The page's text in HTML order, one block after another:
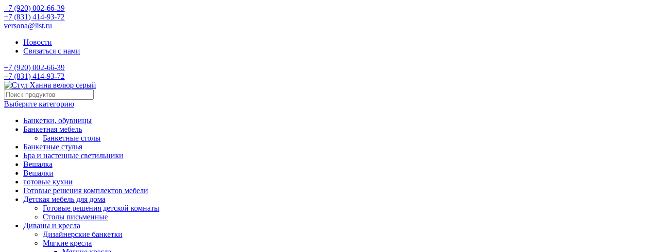
+7 (920) 002-66-39
+7 (831) 414-93-72
versona@list.ru
Новости
Связаться с нами
+7 (920) 002-66-39
+7 (831) 414-93-72
Выберите категорию
Банкетки, обувницы
Банкетная мебель
Банкетные столы
Банкетные стулья
Бра и настенные светильники
Вешалка
Вешалки
готовые кухни
Готовые решения комплектов мебели
Детская мебель для дома
Готовые решения детской комнаты
Столы письменные
Диваны и кресла
Дизайнерские банкетки
Мягкие кресла